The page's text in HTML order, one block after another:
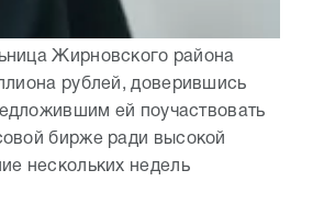
Жирновского района
рублей, доверившись
ей поучаствовать
бирже ради высокой
нескольких недель